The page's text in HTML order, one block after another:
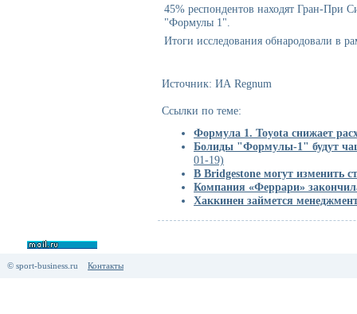
45% респондентов находят Гран-При
"Формулы 1".
Итоги исследования обнародовали в
Источник: ИА Regnum
Ссылки по теме:
Формула 1. Toyota снижает
Болиды "Формулы-1" будут
01-19)
В Bridgestone могут изменить
Компания «Феррари»
Хаккинен займется
© sport-business.ru Контакты